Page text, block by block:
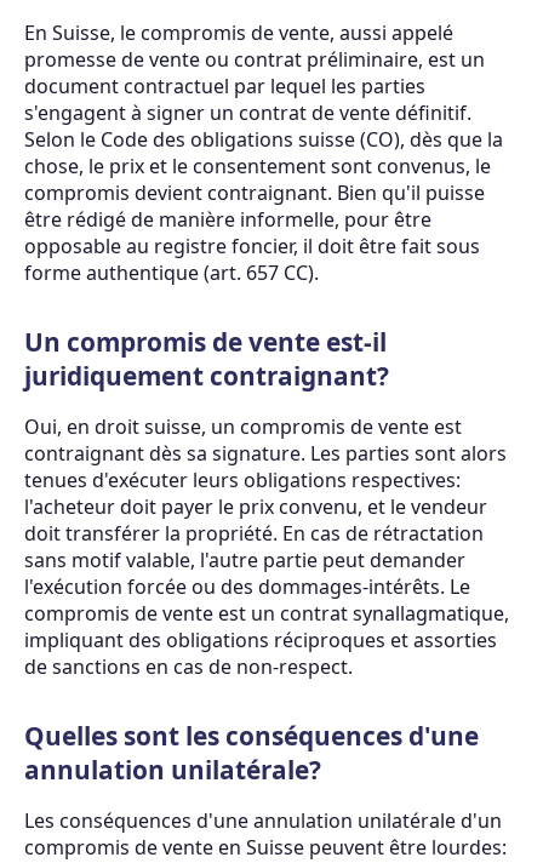
En Suisse, le compromis de vente, aussi appelé
promesse de vente ou contrat préliminaire, est un
document contractuel par lequel les parties
s'engagent à signer un contrat de vente définitif.
Selon le Code des obligations suisse (CO), dès que la
chose, le prix et le consentement sont convenus, le
compromis devient contraignant. Bien qu'il puisse
être rédigé de manière informelle, pour être
opposable au registre foncier, il doit être fait sous
forme authentique (art. 657 CC).
Un compromis de vente est-il
juridiquement contraignant?
Oui, en droit suisse, un compromis de vente est
contraignant dès sa signature. Les parties sont alors
tenues d'exécuter leurs obligations respectives:
l'acheteur doit payer le prix convenu, et le vendeur
doit transférer la propriété. En cas de rétractation
sans motif valable, l'autre partie peut demander
l'exécution forcée ou des dommages-intérêts. Le
compromis de vente est un contrat synallagmatique,
impliquant des obligations réciproques et assorties
de sanctions en cas de non-respect.
Quelles sont les conséquences d'une
annulation unilatérale?
Les conséquences d'une annulation unilatérale d'un
compromis de vente en Suisse peuvent être lourdes: